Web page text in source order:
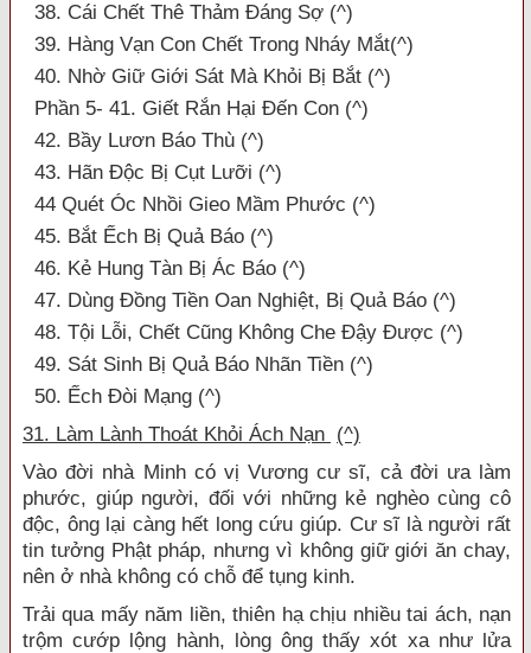
38. Cái Chết Thê Thảm Đáng Sợ (^)
39. Hàng Vạn Con Chết Trong Nháy Mắt(^)
40. Nhờ Giữ Giới Sát Mà Khỏi Bị Bắt (^)
Phần 5- 41. Giết Rắn Hại Đến Con (^)
42. Bầy Lươn Báo Thù (^)
43. Hãn Độc Bị Cụt Lưỡi (^)
44 Quét Óc Nhồi Gieo Mầm Phước (^)
45. Bắt Ếch Bị Quả Báo (^)
46. Kẻ Hung Tàn Bị Ác Báo (^)
47. Dùng Đồng Tiền Oan Nghiệt, Bị Quả Báo (^)
48. Tội Lỗi, Chết Cũng Không Che Đậy Được (^)
49. Sát Sinh Bị Quả Báo Nhãn Tiền (^)
50. Ếch Đòi Mạng (^)
31. Làm Lành Thoát Khỏi Ách Nạn (^)
Vào đời nhà Minh có vị Vương cư sĩ, cả đời ưa làm
phước, giúp người, đối với những kẻ nghèo cùng cô
độc, ông lại càng hết long cứu giúp. Cư sĩ là người rất
tin tưởng Phật pháp, nhưng vì không giữ giới ăn chay,
nên ở nhà không có chỗ để tụng kinh.
Trải qua mấy năm liền, thiên hạ chịu nhiều tai ách, nạn
trộm cướp lộng hành, lòng ông thấy xót xa như lửa